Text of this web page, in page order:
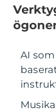
AI